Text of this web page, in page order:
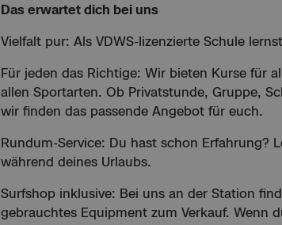
Das erwartet dich bei uns
Vielfalt pur: Als VDWS-lizenzierte Schule
Für jeden das Richtige: Wir bieten Kurse für
allen Sportarten. Ob Privatstunde, Gruppe,
wir finden das passende Angebot für euch.
Rundum-Service: Du hast schon Erfahrung?
während deines Urlaubs.
Surfshop inklusive: Bei uns an der Station
gebrauchtes Equipment zum Verkauf. Wenn